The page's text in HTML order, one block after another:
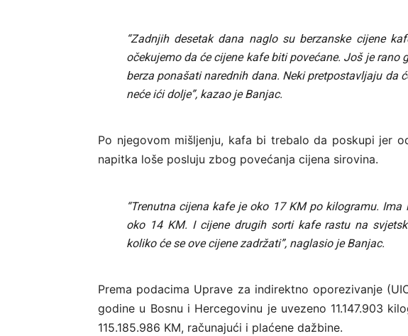
“Zadnjih desetak dana naglo su berzanske cijene
očekujemo da će cijene kafe biti povećane. Još je rano
berza ponašati narednih dana. Neki pretpostavljaju da
neće ići dolje”, kazao je Banjac.
Po njegovom mišljenju, kafa bi trebalo da poskupi jer
napitka loše posluju zbog povećanja cijena sirovina.
“Trenutna cijena kafe je oko 17 KM po kilogramu.
oko 14 KM. I cijene drugih sorti kafe rastu na
koliko će se ove cijene zadržati”, naglasio je Banjac.
Prema podacima Uprave za indirektno oporezivanje
godine u Bosnu i Hercegovinu je uvezeno 11.147.903
115.185.986 KM, računajući i plaćene dažbine.